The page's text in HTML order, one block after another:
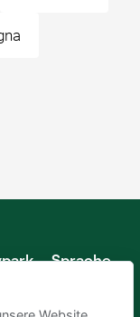
Sprache